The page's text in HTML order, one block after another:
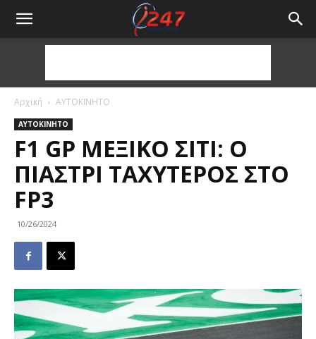
Αρχική ΑΥΤΟΚΙΝΗΤΟ
ΑΥΤΟΚΙΝΗΤΟ
F1 GP ΜΈΞΙΚΟ ΣΊΤΙ: Ο
ΠΙΆΣΤΡΙ ΤΑΧΎΤΕΡΟΣ ΣΤΟ
FP3
10/26/2024